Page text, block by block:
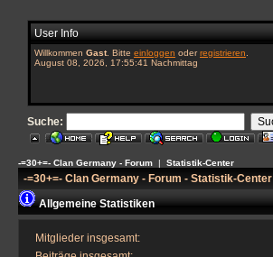
User Info
Willkommen Gast. Bitte einloggen oderregistrieren
August 08, 2026, 17:55:41 Nachmittag
Suche:
-=30+=- Clan Germany - Forum | Statistik-Center
-=30+=- Clan Germany - Forum - Statistik-Center
Allgemeine Statistiken
Mitglieder insgesamt: